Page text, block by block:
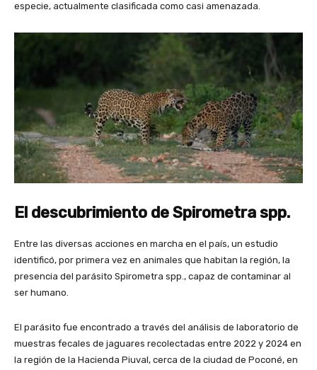
especie, actualmente clasificada como casi amenazada.
El descubrimiento de Spirometra spp.
Entre las diversas acciones en marcha en el país, un estudio
identificó, por primera vez en animales que habitan la región, la
presencia del parásito Spirometra spp., capaz de contaminar al
ser humano.
El parásito fue encontrado a través del análisis de laboratorio de
muestras fecales de jaguares recolectadas entre 2022 y 2024 en
la región de la Hacienda Piuval, cerca de la ciudad de Poconé, en